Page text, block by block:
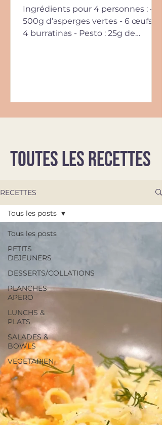
Ingrédients pour 4 personnes : -
500g d’asperges vertes - 6 œufs -
4 burratinas - Pesto : 25g de
TOUTES LES RECETTES
RECETTES
Tous les posts
PETITS
DEJEUNERS
DESSERTS/COLLATIONS
PLANCHES
APERO
LUNCHS &
PLATS
SALADES &
BOWLS
VEGETARIEN
Tous les posts